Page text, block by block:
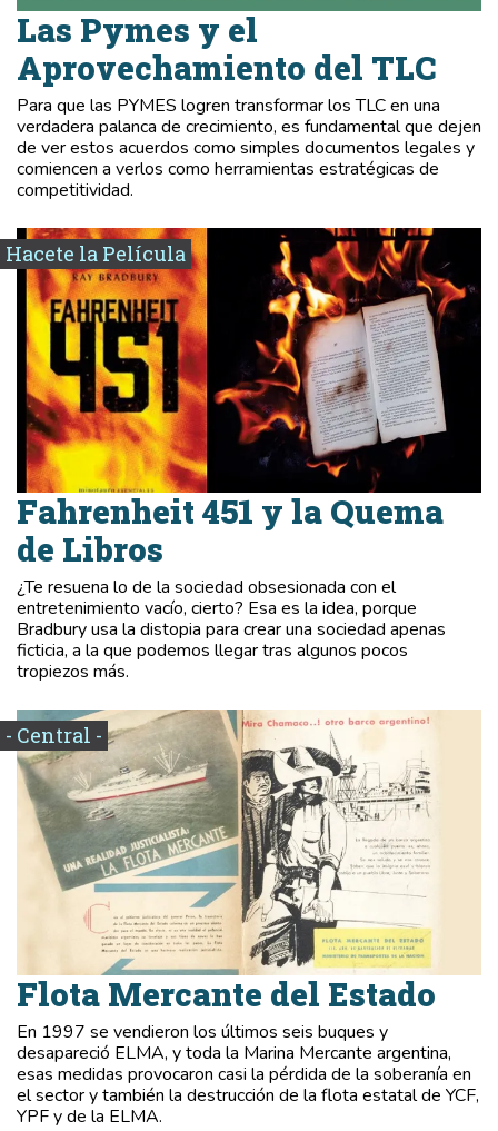
Las Pymes y el
Aprovechamiento del TLC
Para que las PYMES logren transformar los TLC en una
verdadera palanca de crecimiento, es fundamental que dejen
de ver estos acuerdos como simples documentos legales y
comiencen a verlos como herramientas estratégicas de
competitividad.
Hacete la Película
Fahrenheit 451 y la Quema
de Libros
¿Te resuena lo de la sociedad obsesionada con el
entretenimiento vacío, cierto? Esa es la idea, porque
Bradbury usa la distopia para crear una sociedad apenas
ficticia, a la que podemos llegar tras algunos pocos
tropiezos más.
- Central -
Flota Mercante del Estado
En 1997 se vendieron los últimos seis buques y
desapareció ELMA, y toda la Marina Mercante argentina,
esas medidas provocaron casi la pérdida de la soberanía en
el sector y también la destrucción de la flota estatal de YCF,
YPF y de la ELMA.